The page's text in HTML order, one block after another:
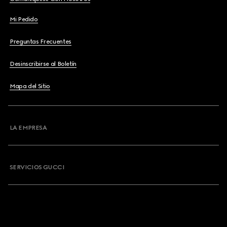
Mi Pedido
Preguntas Frecuentes
Desinscribirse al Boletín
Mapa del Sitio
LA EMPRESA
SERVICIOS GUCCI